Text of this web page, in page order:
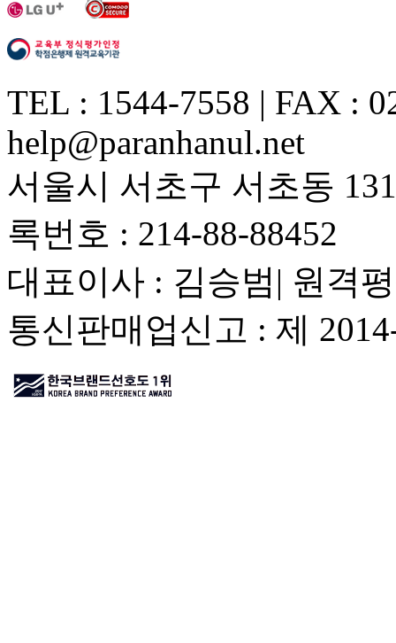
TEL : 1544-7558 | FAX :
help@paranhanul.net
서울시 서초구 서초동
록번호 : 214-88-88452
대표이사 : 김승범| 원격
통신판매업신고 : 제